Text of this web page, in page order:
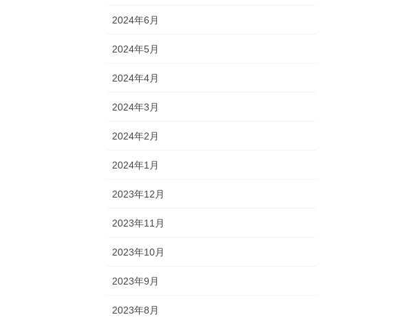
2024年6月
2024年5月
2024年4月
2024年3月
2024年2月
2024年1月
2023年12月
2023年11月
2023年10月
2023年9月
2023年8月